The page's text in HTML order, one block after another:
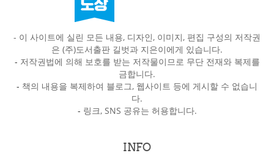
- 이 사이트에 실린 모든 내용, 디자인, 이미지, 편집 구성의 저작권
은 (주)도서출판 길벗과 지은이에게 있습니다.
- 저작권법에 의해 보호를 받는 저작물이므로 무단 전재와 복제를
금합니다.
- 책의 내용을 복제하여 블로그, 웹사이트 등에 게시할 수 없습니
다.
- 링크, SNS 공유는 허용합니다.
INFO